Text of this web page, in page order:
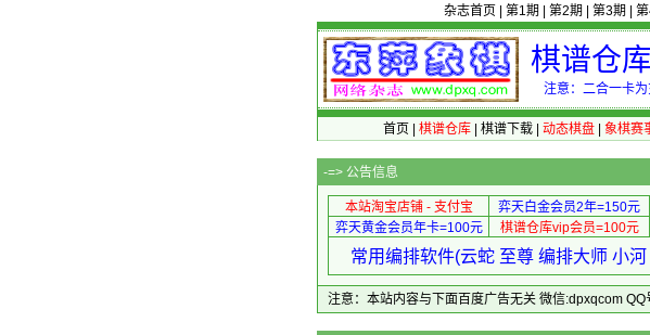
杂志首页 第1期 第2期 第3期
棋谱仓
注意：二合一卡
首页 棋谱仓库| 棋谱下载| 动态棋盘| 象棋赛
-=> 公告信息
本站淘宝店铺 - 支付宝 弈天白金会员2年=150元
弈天黄金会员年卡=100元
棋谱仓库vip会员=100元
常用编排软件(云蛇 至尊 编排大师 小
注意：本站内容与下面百度广告无关 微信:dpxqcom